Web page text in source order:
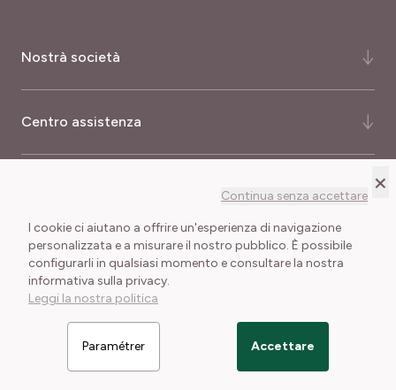
×
Continua senza accettare
I cookie ci aiutano a offrire un'esperienza di navigazione
personalizzata e a misurare il nostro pubblico. È possibile
configurarli in qualsiasi momento e consultare la nostra
informativa sulla privacy.
Leggi la nostra politica
Paramétrer Accettare
Filtrer les articles
Nostrà società
Meilland International
Centro assistenza
Consegna e Spese di Spedizione
Buoni regalo
Le nostre garanzie
Giornalisti
Rivenditori Meilland
Condizioni generali di vendita
Note legali
Cookies e trattamento dei dati personali